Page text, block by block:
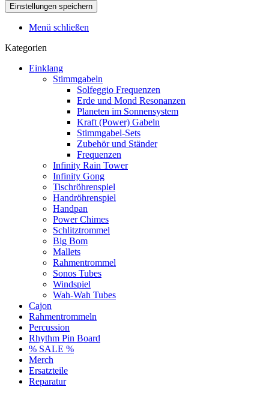
Menü schließen
Kategorien
Einklang
Stimmgabeln
Solfeggio Frequenzen
Erde und Mond Resonanzen
Planeten im Sonnensystem
Kraft (Power) Gabeln
Stimmgabel-Sets
Zubehör und Ständer
Frequenzen
Infinity Rain Tower
Infinity Gong
Tischröhrenspiel
Handröhrenspiel
Handpan
Power Chimes
Schlitztrommel
Big Bom
Mallets
Rahmentrommel
Sonos Tubes
Windspiel
Wah-Wah Tubes
Cajon
Rahmentrommeln
Percussion
Rhythm Pin Board
% SALE %
Merch
Ersatzteile
Reparatur